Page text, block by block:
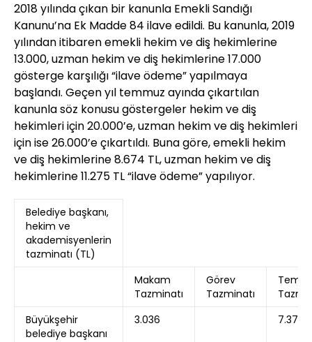
2018 yılında çıkan bir kanunla Emekli Sandığı
Kanunu’na Ek Madde 84 ilave edildi. Bu kanunla, 2019
yılından itibaren emekli hekim ve diş hekimlerine
13.000, uzman hekim ve diş hekimlerine 17.000
gösterge karşılığı “ilave ödeme” yapılmaya
başlandı. Geçen yıl temmuz ayında çıkartılan
kanunla söz konusu göstergeler hekim ve diş
hekimleri için 20.000’e, uzman hekim ve diş hekimleri
için ise 26.000’e çıkartıldı. Buna göre, emekli hekim
ve diş hekimlerine 8.674 TL, uzman hekim ve diş
hekimlerine 11.275 TL “ilave ödeme” yapılıyor.
Belediye başkanı,
hekim ve
akademisyenlerin
tazminatı (TL)
Makam
Tazminatı
Görev
Tazminatı
Temsil
Büyükşehir
belediye başkanı
3.036 7.373